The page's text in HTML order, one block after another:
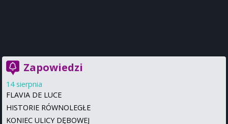
Zapowiedzi
14 sierpnia
FLAVIA DE LUCE
HISTORIE RÓWNOLEGŁE
KONIEC ULICY DĘBOWEJ